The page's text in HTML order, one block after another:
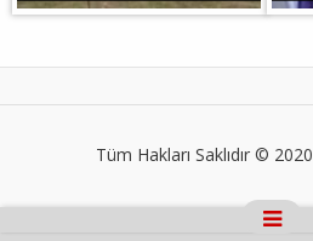
Tüm Hakları Saklıdır © 2020